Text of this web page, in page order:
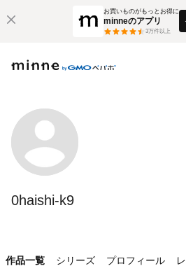
お買いものがもっとお得に
minneのアプリ
3万件以上
0haishi-k9
作品一覧 シリーズ プロフィール